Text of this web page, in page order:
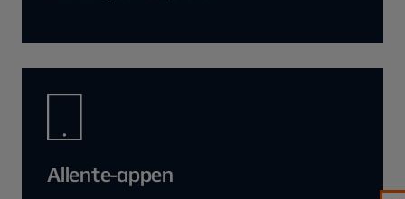
Allente-appen